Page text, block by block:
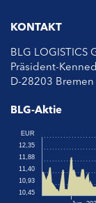
KONTAKT
BLG LOGISTICS
Präsident-
D-28203 Bremen
BLG-Aktie